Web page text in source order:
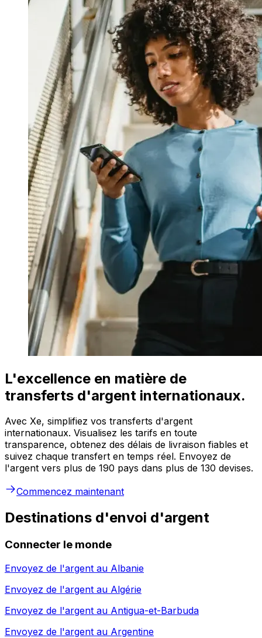
L'excellence en matière de
transferts d'argent internationaux.
Avec Xe, simplifiez vos transferts d'argent
internationaux. Visualisez les tarifs en toute
transparence, obtenez des délais de livraison fiables et
suivez chaque transfert en temps réel. Envoyez de
l'argent vers plus de 190 pays dans plus de 130 devises.
Commencez maintenant
Destinations d'envoi d'argent
Connecter le monde
Envoyez de l'argent au Albanie
Envoyez de l'argent au Algérie
Envoyez de l'argent au Antigua-et-Barbuda
Envoyez de l'argent au Argentine